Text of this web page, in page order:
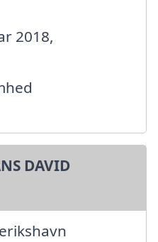
2018,
DAVID